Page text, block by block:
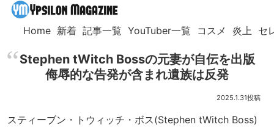
Home 新着 記事一覧 YouTuber一覧 コスメ 炎上 セ
Stephen tWitch Bossの元妻が自伝を出版
侮辱的な告発が含まれ遺族は反発
2025.1.31
スティーブン・トウィッチ・ボス(Stephen tWitch Boss)